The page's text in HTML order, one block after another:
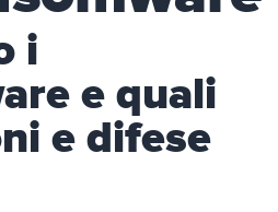
i
e quali
e difese